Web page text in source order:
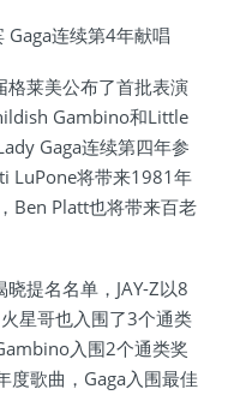
莱美公布了首批表演
Gambino和Little
Gaga连续第四年参
LuPone将带来1981年
Ben Platt也将带来百老
提名名单，JAY-Z以8
星哥也入围了3个通类
入围2个通类奖
度歌曲，Gaga入围最佳